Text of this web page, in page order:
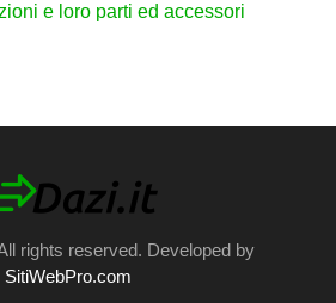
e loro parti ed accessori
rights reserved. Developed by
SitiWebPro.com